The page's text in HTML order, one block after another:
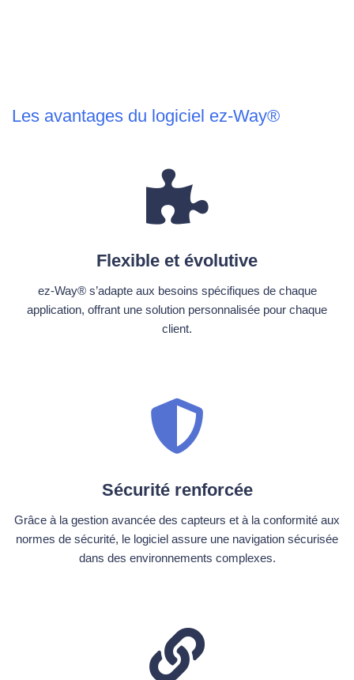
Les avantages du logiciel ez-Way®
Flexible et évolutive
ez-Way® s’adapte aux besoins spécifiques de chaque
application, offrant une solution personnalisée pour chaque
client.
Sécurité renforcée
Grâce à la gestion avancée des capteurs et à la conformité aux
normes de sécurité, le logiciel assure une navigation sécurisée
dans des environnements complexes.